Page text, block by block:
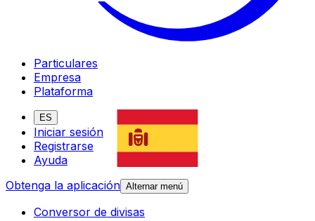
Particulares
Empresa
Plataforma
ES
Iniciar sesión
Registrarse
Ayuda
Obtenga la aplicación Alternar menú
Conversor de divisas